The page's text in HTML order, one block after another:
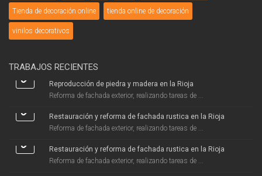
Tienda de decoración online tienda online de decoración
vinilos decorativos
TRABAJOS RECIENTES
Reproducción de piedra y madera en la Rioja
Reforma de fachada exterior, realizando tareas de ...
Restauración y reforma de fachada rustica en la Rioja
Reforma de fachada exterior, realizando tareas de ...
Restauración y reforma de fachada rustica en la Rioja
Reforma de fachada exterior, realizando tareas de ...